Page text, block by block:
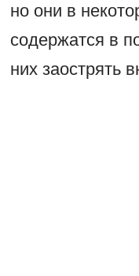
но они в
содержатся в
них заострять